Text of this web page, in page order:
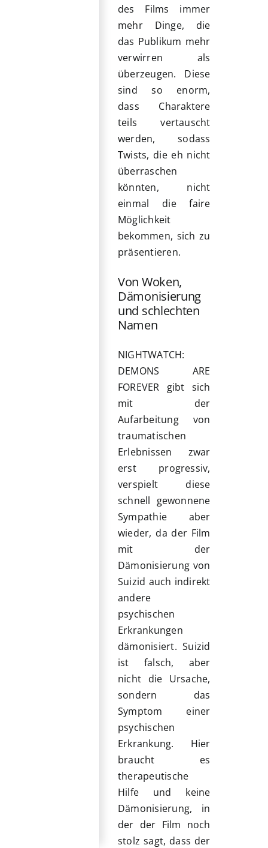
des Films immer
mehr Dinge, die
das Publikum mehr
verwirren als
überzeugen. Diese
sind so enorm,
dass Charaktere
teils vertauscht
werden, sodass
Twists, die eh nicht
überraschen
könnten, nicht
einmal die faire
Möglichkeit
bekommen, sich zu
präsentieren.
Von Woken,
Dämonisierung
und schlechten
Namen
NIGHTWATCH:
DEMONS ARE
FOREVER gibt sich
mit der
Aufarbeitung von
traumatischen
Erlebnissen zwar
erst progressiv,
verspielt diese
schnell gewonnene
Sympathie aber
wieder, da der Film
mit der
Dämonisierung von
Suizid auch indirekt
andere
psychischen
Erkrankungen
dämonisiert. Suizid
ist falsch, aber
nicht die Ursache,
sondern das
Symptom einer
psychischen
Erkrankung. Hier
braucht es
therapeutische
Hilfe und keine
Dämonisierung, in
der der Film noch
stolz sagt, dass der